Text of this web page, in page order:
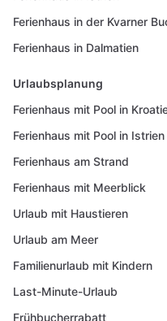
Ferienhaus in der Kvarner
Ferienhaus in Dalmatien
Urlaubsplanung
Ferienhaus mit Pool in
Ferienhaus mit Pool in Istrien
Ferienhaus am Strand
Ferienhaus mit Meerblick
Urlaub mit Haustieren
Urlaub am Meer
Familienurlaub mit Kindern
Last-Minute-Urlaub
Frühbucherrabatt